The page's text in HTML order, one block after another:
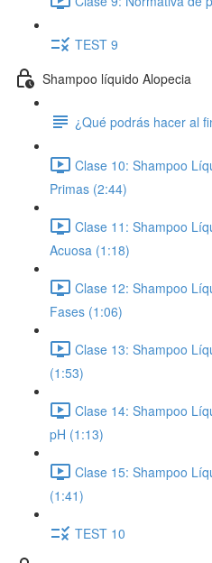
TEST 9
Shampoo líquido Alopecia
¿Qué podrás hacer al
Clase 10: Shampoo
Primas (2:44)
Clase 11: Shampoo
Acuosa (1:18)
Clase 12: Shampoo
Fases (1:06)
Clase 13: Shampoo
(1:53)
Clase 14: Shampoo
pH (1:13)
Clase 15: Shampoo
(1:41)
TEST 10